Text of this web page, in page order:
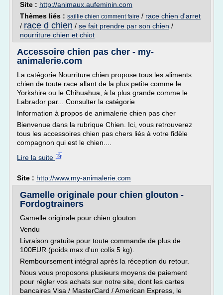
Site : http://animaux.aufeminin.com
Thèmes liés : saillie chien comment faire / race chien d'arret
/ race d chien / se fait prendre par son chien /
nourriture chien et chiot
Accessoire chien pas cher - my-
animalerie.com
La catégorie Nourriture chien propose tous les aliments
chien de toute race allant de la plus petite comme le
Yorkshire ou le Chihuahua, à la plus grande comme le
Labrador par... Consulter la catégorie
Information à propos de animalerie chien pas cher
Bienvenue dans la rubrique Chien. Ici, vous retrouverez
tous les accessoires chien pas chers liés à votre fidèle
compagnon qui est le chien....
Lire la suite
Site : http://www.my-animalerie.com
Gamelle originale pour chien glouton -
Fordogtrainers
Gamelle originale pour chien glouton
Vendu
Livraison gratuite pour toute commande de plus de
100EUR (poids max d'un colis 5 kg).
Remboursement intégral après la réception du retour.
Nous vous proposons plusieurs moyens de paiement
pour régler vos achats sur notre site, dont les cartes
bancaires Visa / MasterCard / American Express, le